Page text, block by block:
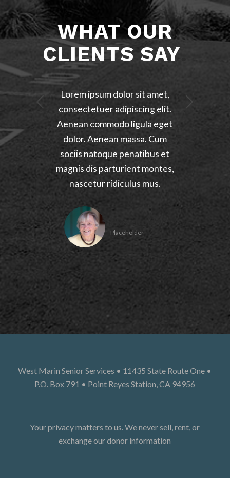
WHAT OUR
CLIENTS SAY
Lorem ipsum dolor sit amet,
consectetuer adipiscing elit.
Aenean commodo ligula eget
dolor. Aenean massa. Cum
sociis natoque penatibus et
magnis dis parturient montes,
nascetur ridiculus mus.
Placeholder
Next
West Marin Senior Services • 11435 State Route One •
P.O. Box 791 • Point Reyes Station, CA 94956
Your privacy matters to us. We never sell, rent, or
exchange our donor information